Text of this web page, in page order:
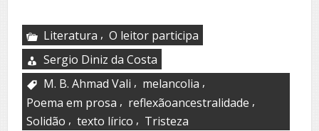
Literatura , O leitor participa
Sergio Diniz da Costa
M. B. Ahmad Vali , melancolia ,
Poema em prosa , reflexãoancestralidade ,
Solidão , texto lírico , Tristeza